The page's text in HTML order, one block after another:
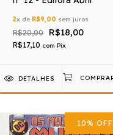
2x de R$9,00 sem juros
R$20,00 R$18,00
R$17,10 com Pix
DETALHES
10% OFF